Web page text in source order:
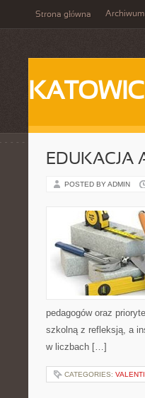
Strona główna Archiwum
EDUKACJA
POSTED BY ADMIN
pedagogów oraz
szkolną z refleksją, a
w liczbach […]
CATEGORIES: